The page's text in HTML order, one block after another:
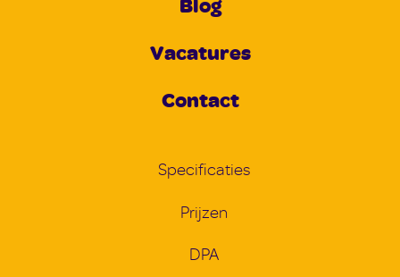
Vacatures
Contact
Specificaties
Prijzen
DPA